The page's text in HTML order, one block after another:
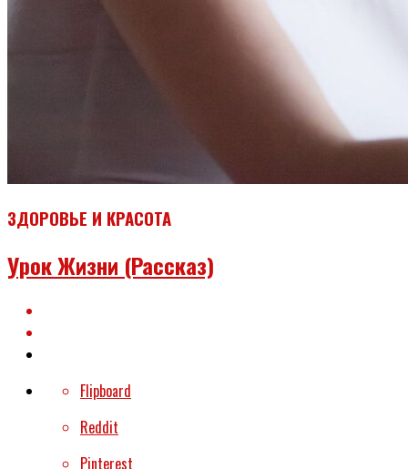
ЗДОРОВЬЕ И КРАСОТА
Урок Жизни (рассказ)
Flipboard
Reddit
Pinterest